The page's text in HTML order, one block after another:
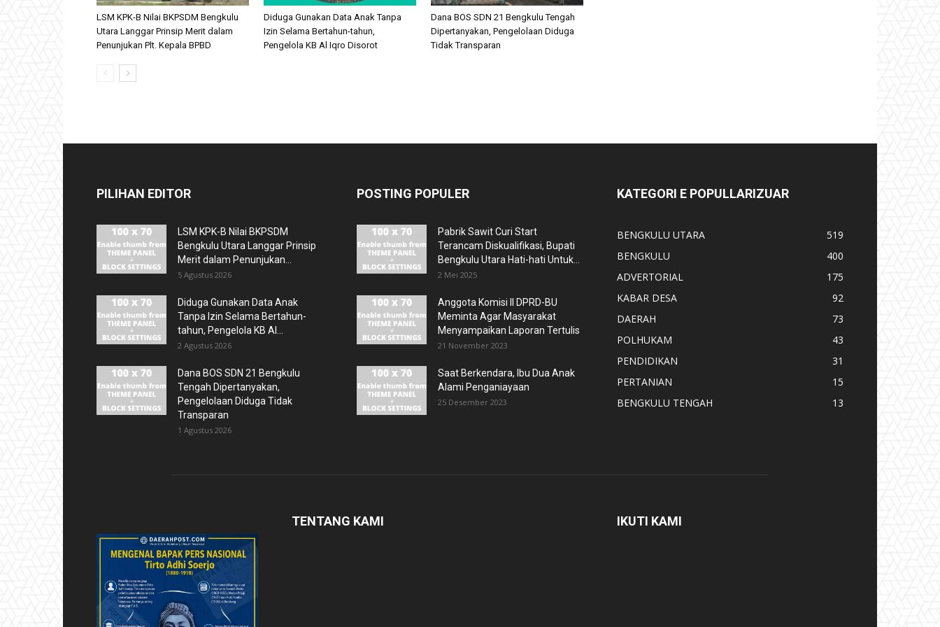
LSM KPK-B Nilai BKPSDM Bengkulu
Utara Langgar Prinsip Merit dalam
Penunjukan Plt. Kepala BPBD
Diduga Gunakan Data Anak Tanpa
Izin Selama Bertahun-tahun,
Pengelola KB Al Iqro Disorot
Dana BOS SDN 21 Bengkulu Tengah
Dipertanyakan, Pengelolaan Diduga
Tidak Transparan
PILIHAN EDITOR
LSM KPK-B Nilai BKPSDM
Bengkulu Utara Langgar Prinsip
Merit dalam Penunjukan...
5 Agustus 2026
Diduga Gunakan Data Anak
Tanpa Izin Selama Bertahun-
tahun, Pengelola KB Al...
2 Agustus 2026
Dana BOS SDN 21 Bengkulu
Tengah Dipertanyakan,
Pengelolaan Diduga Tidak
Transparan
1 Agustus 2026
POSTING POPULER
Pabrik Sawit Curi Start
Terancam Diskualifikasi, Bupati
Bengkulu Utara Hati-hati Untuk...
2 Mei 2025
Anggota Komisi II DPRD-BU
Meminta Agar Masyarakat
Menyampaikan Laporan Tertulis
21 November 2023
Saat Berkendara, Ibu Dua Anak
Alami Penganiayaan
25 Desember 2023
KATEGORI E POPULLARIZUAR
BENGKULU UTARA
519
BENGKULU
400
ADVERTORIAL
175
KABAR DESA
92
DAERAH
73
POLHUKAM
43
PENDIDIKAN
31
PERTANIAN
15
BENGKULU TENGAH
13
TENTANG KAMI IKUTI KAMI